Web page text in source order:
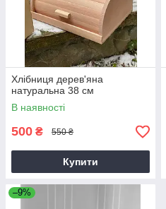
Хлібниця дерев'яна
натуральна 38 см
В наявності
500 ₴ 550 ₴
Купити
–9%